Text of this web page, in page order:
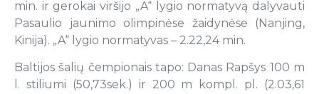
min. ir gerokai viršijo „A“ lygio normatyvą dalyvauti
Pasaulio jaunimo olimpinėse žaidynėse (Nanjing,
Kinija). „A“ lygio normatyvas – 2.22,24 min.
Baltijos šalių čempionais tapo: Danas Rapšys 100 m
l. stiliumi (50,73sek.) ir 200 m kompl. pl. (2.03,61